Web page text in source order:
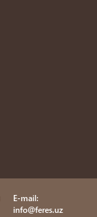
E-mail:
info@feres.uz